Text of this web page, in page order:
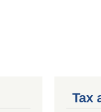
Tax